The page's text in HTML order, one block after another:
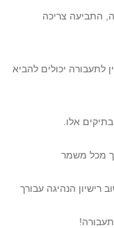
התביעה צריכה
לתעבורה יכולים להביא
מכל משמר
רישיון הנהיגה עבורך